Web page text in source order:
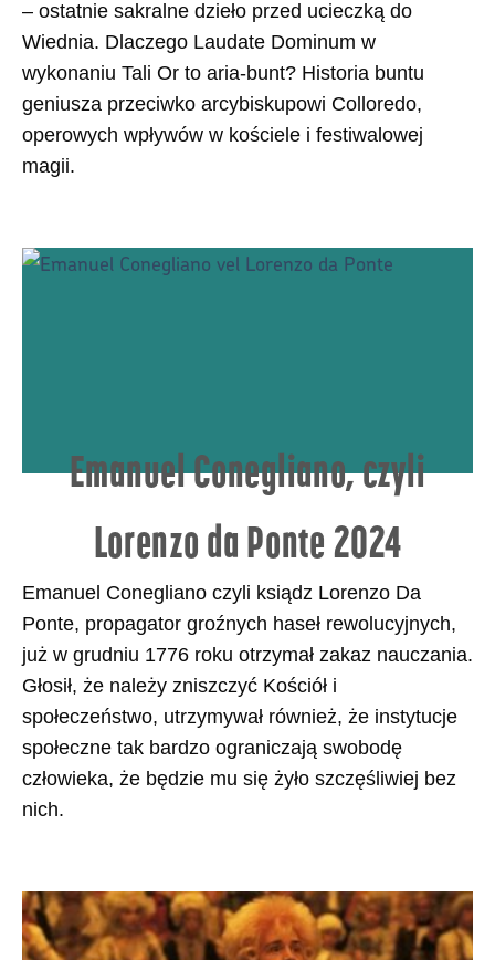
– ostatnie sakralne dzieło przed ucieczką do
Wiednia. Dlaczego Laudate Dominum w
wykonaniu Tali Or to aria-bunt? Historia buntu
geniusza przeciwko arcybiskupowi Colloredo,
operowych wpływów w kościele i festiwalowej
magii.
Emanuel Conegliano, czyli
Lorenzo da Ponte 2024
Emanuel Conegliano czyli ksiądz Lorenzo Da
Ponte, propagator groźnych haseł rewolucyjnych,
już w grudniu 1776 roku otrzymał zakaz nauczania.
Głosił, że należy zniszczyć Kościół i
społeczeństwo, utrzymywał również, że instytucje
społeczne tak bardzo ograniczają swobodę
człowieka, że będzie mu się żyło szczęśliwiej bez
nich.